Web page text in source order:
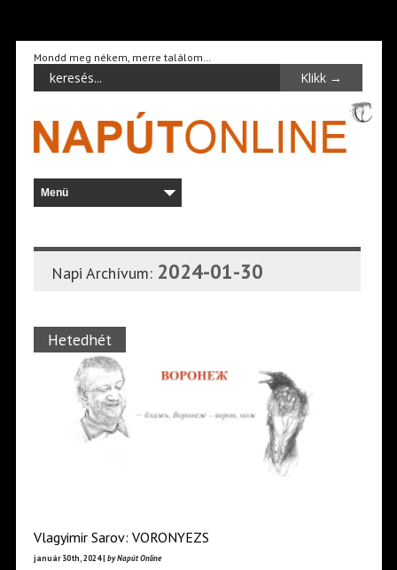
Mondd meg nékem, merre találom…
Napi Archívum: 2024-01-30
Hetedhét
Vlagyimir Sarov: VORONYEZS
január 30th, 2024 | by Napút Online